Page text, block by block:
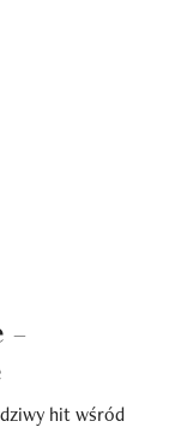
–
hit wśród